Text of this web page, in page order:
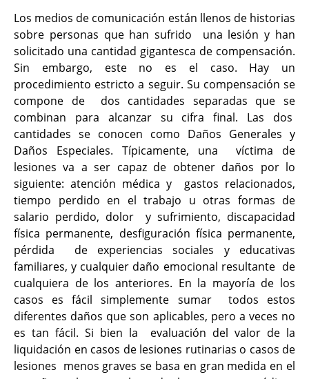
Los medios de comunicación están llenos de historias
sobre personas que han sufrido una lesión y han
solicitado una cantidad gigantesca de compensación.
Sin embargo, este no es el caso. Hay un
procedimiento estricto a seguir. Su compensación se
compone de dos cantidades separadas que se
combinan para alcanzar su cifra final. Las dos
cantidades se conocen como Daños Generales y
Daños Especiales. Típicamente, una víctima de
lesiones va a ser capaz de obtener daños por lo
siguiente: atención médica y gastos relacionados,
tiempo perdido en el trabajo u otras formas de
salario perdido, dolor y sufrimiento, discapacidad
física permanente, desfiguración física permanente,
pérdida de experiencias sociales y educativas
familiares, y cualquier daño emocional resultante de
cualquiera de los anteriores. En la mayoría de los
casos es fácil simplemente sumar todos estos
diferentes daños que son aplicables, pero a veces no
es tan fácil. Si bien la evaluación del valor de la
liquidación en casos de lesiones rutinarias o casos de
lesiones menos graves se basa en gran medida en el